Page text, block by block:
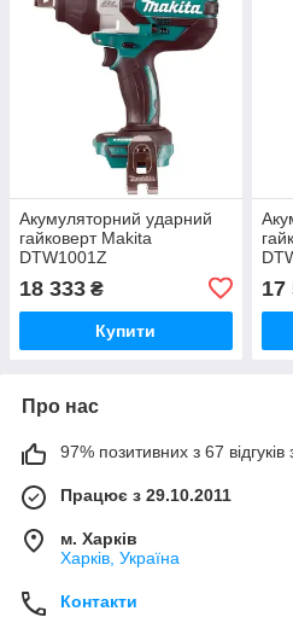
Акумуляторний ударний
гайковерт Makita
DTW1001Z
18 333 ₴
Купити
17
Про нас
97% позитивних з 67 відгуків
Працює з 29.10.2011
м. Харків
Харків, Україна
Контакти